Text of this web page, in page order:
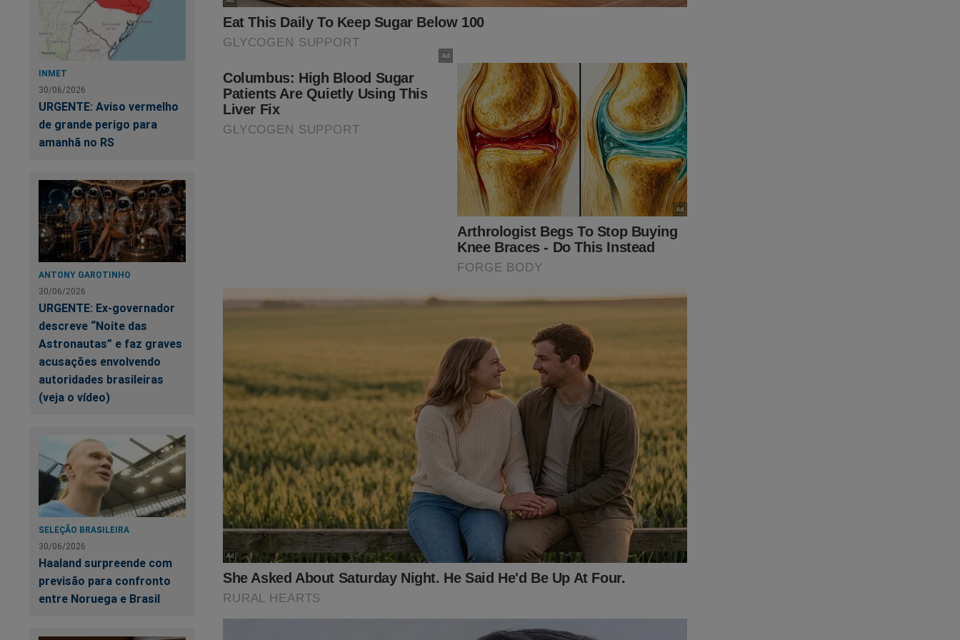
INMET
30/06/2026
URGENTE: Aviso vermelho
de grande perigo para
amanhã no RS
ANTONY GAROTINHO
30/06/2026
URGENTE: Ex-governador
descreve “Noite das
Astronautas” e faz graves
acusações envolvendo
autoridades brasileiras
(veja o vídeo)
SELEÇÃO BRASILEIRA
30/06/2026
Haaland surpreende com
previsão para confronto
entre Noruega e Brasil
Eis o vídeo proibido revelado por Elon Musk...
OJornal da Cidade Onlineacaba de lançar o primeiroPODCAST conservador do Brasil! Um
conteúdo exclusivo para os assinantes do JCO. Onde os "assuntos proibidos" no Brasil são
revelados. Você pode conferirCLICANDO AQUI!
Para assinar, clique no link abaixo:
https://assinante.jornaldacidadeonline.com.br/apresentacao
Quer apoiar o JCO de outra maneira? Adquira agora o livro
"Verdades Fabricadas - Do
Poder à Perseguição"
. O próprio Bolsonaro já conhece o livro. Confira: